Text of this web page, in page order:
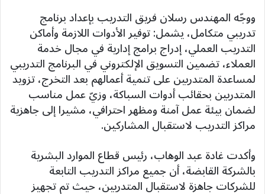
ووجّه المهندس رسلان فريق التدريب بإعداد برنامج
تدريبي متكامل، يشمل: توفير الأدوات اللازمة وأماكن
التدريب العملي، إدراج برامج إدارية في مجال خدمة
العملاء، تضمين التسويق الإلكتروني في البرنامج التدريبي
لمساعدة المتدربين على تنمية أعمالهم بعد التخرج، تزويد
المتدربين بحقائب أدوات السباكة، وزيّ عمل مناسب
لضمان بيئة عمل آمنة ومظهر احترافي، مشيرا إلى جاهزية
مراكز التدريب لاستقبال المشاركين.
وأكدت غادة عبد الوهاب، رئيس قطاع الموارد البشرية
بالشركة القابضة، أن جميع مراكز التدريب التابعة
للشركات جاهزة لاستقبال المتدربين، حيث تم تجهيز